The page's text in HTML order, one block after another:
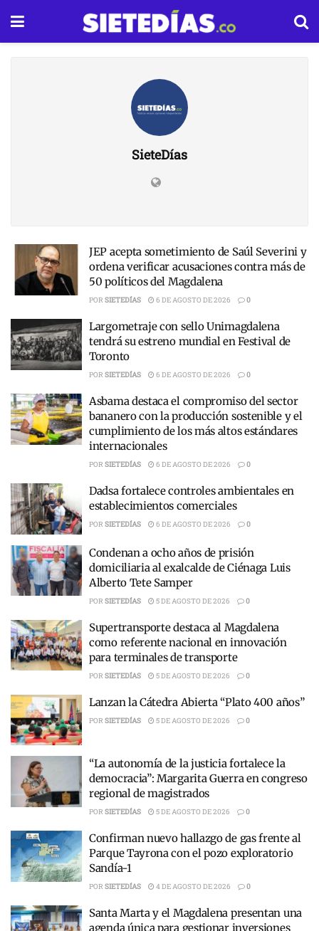
SieteDías
JEP acepta sometimiento de Saúl Severini y
ordena verificar acusaciones contra más de
50 políticos del Magdalena
POR SIETEDÍAS 6 DE AGOSTO DE 2026 0
Largometraje con sello Unimagdalena
tendrá su estreno mundial en Festival de
Toronto
POR SIETEDÍAS 6 DE AGOSTO DE 2026 0
Asbama destaca el compromiso del sector
bananero con la producción sostenible y el
cumplimiento de los más altos estándares
internacionales
POR SIETEDÍAS 6 DE AGOSTO DE 2026 0
Dadsa fortalece controles ambientales en
establecimientos comerciales
POR SIETEDÍAS 6 DE AGOSTO DE 2026 0
Condenan a ocho años de prisión
domiciliaria al exalcalde de Ciénaga Luis
Alberto Tete Samper
POR SIETEDÍAS 5 DE AGOSTO DE 2026 0
Supertransporte destaca al Magdalena
como referente nacional en innovación
para terminales de transporte
POR SIETEDÍAS 5 DE AGOSTO DE 2026 0
Lanzan la Cátedra Abierta “Plato 400 años”
POR SIETEDÍAS 5 DE AGOSTO DE 2026 0
“La autonomía de la justicia fortalece la
democracia”: Margarita Guerra en congreso
regional de magistrados
POR SIETEDÍAS 5 DE AGOSTO DE 2026 0
Confirman nuevo hallazgo de gas frente al
Parque Tayrona con el pozo exploratorio
Sandía-1
POR SIETEDÍAS 4 DE AGOSTO DE 2026 0
Santa Marta y el Magdalena presentan una
agenda única para gestionar inversiones